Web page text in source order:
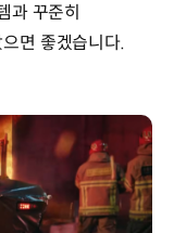
과 꾸준히
면 좋겠습니다.